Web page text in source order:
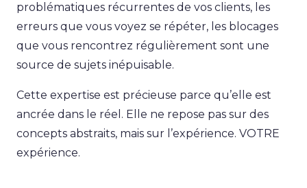
problématiques récurrentes de vos clients, les
erreurs que vous voyez se répéter, les blocages
que vous rencontrez régulièrement sont une
source de sujets inépuisable.
Cette expertise est précieuse parce qu’elle est
ancrée dans le réel. Elle ne repose pas sur des
concepts abstraits, mais sur l’expérience. VOTRE
expérience.